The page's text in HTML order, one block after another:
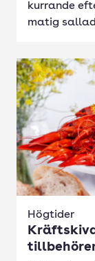
kurrande
matig
Högtider